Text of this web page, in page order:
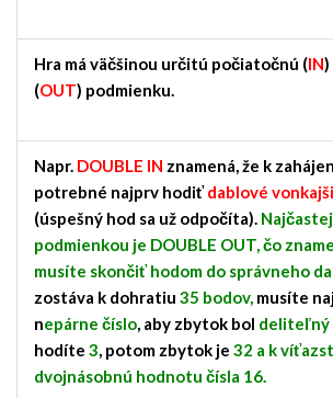
Hra má väčšinou určitú počiatočnú (IN)
(OUT) podmienku.
Napr. DOUBLE IN znamená, že k
potrebné najprv hodiťdablové
(úspešný hod sa už odpočíta).
podmienkou je DOUBLE OUT, čo
musíte skončiť hodom do správneho
zostáva k dohratiu 35 bodov, musíte
nepárne číslo, aby zbytok bol deliteľný
hodíte 3, potom zbytok je 32 a k
dvojnásobnú hodnotu čísla 16.